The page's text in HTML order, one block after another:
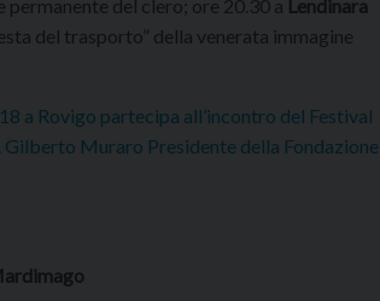
permanente del clero; ore 20.30 a Lendinara
del trasporto” della venerata immagine
a Rovigo partecipa all’incontro del Festival
Muraro Presidente della Fondazione